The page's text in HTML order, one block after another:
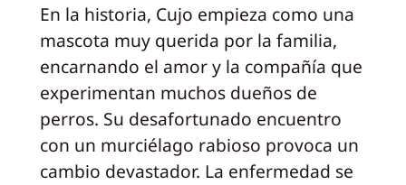
En la historia, Cujo empieza como una
mascota muy querida por la familia,
encarnando el amor y la compañía que
experimentan muchos dueños de
perros. Su desafortunado encuentro
con un murciélago rabioso provoca un
cambio devastador. La enfermedad se